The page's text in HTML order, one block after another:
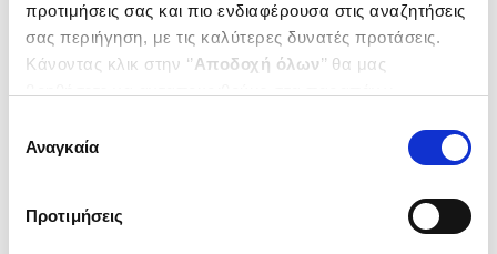
προτιμήσεις σας και πιο ενδιαφέρουσα στις αναζητήσεις
σας περιήγηση, με τις καλύτερες δυνατές προτάσεις.
Κάνοντας κλικ στην ‘’Αποδοχή όλων’’ θα μας
ενδιαφέρουν και να επιλέξετε από τα παρακάτω με την
΄΄και να ενημερωθείτε σχετικά με
συγκατάθεσης
Αναγκαία
Προτιμήσεις